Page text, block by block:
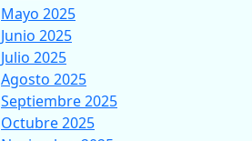
Mayo 2025
Junio 2025
Julio 2025
Agosto 2025
Septiembre 2025
Octubre 2025